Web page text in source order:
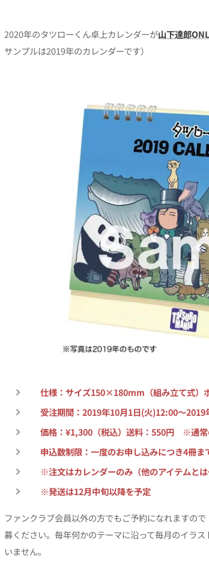
2020年のタツローくん卓上カレンダーが山下達郎
サンプルは2019年のカレンダーです）
仕様：サイズ150×180mm（組み立て式）
受注期間：2019年10月1日(火)12:00〜
価格：¥1,300（税込）送料：550円 ※通常
申込数制限：一度のお申し込みにつき4冊ま
※注文はカレンダーのみ（他のアイテムとは
※発送は12月中旬以降を予定
ファンクラブ会員以外の方でもご予約になれますの
募ください。毎年何かのテーマに沿って毎月のイラ
いません。